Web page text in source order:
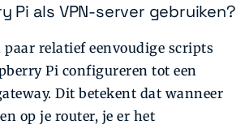
Pi als VPN-server gebruiken?
paar relatief eenvoudige scripts
Pi configureren tot een
Dit betekent dat wanneer
op je router, je er het